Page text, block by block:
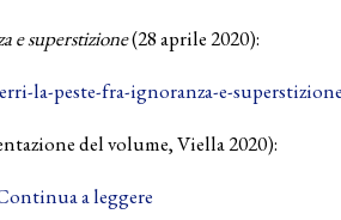
e superstizione(28 aprile 2020):
la-peste-fra-ignoranza-e-
del volume, Viella 2020):
a leggere